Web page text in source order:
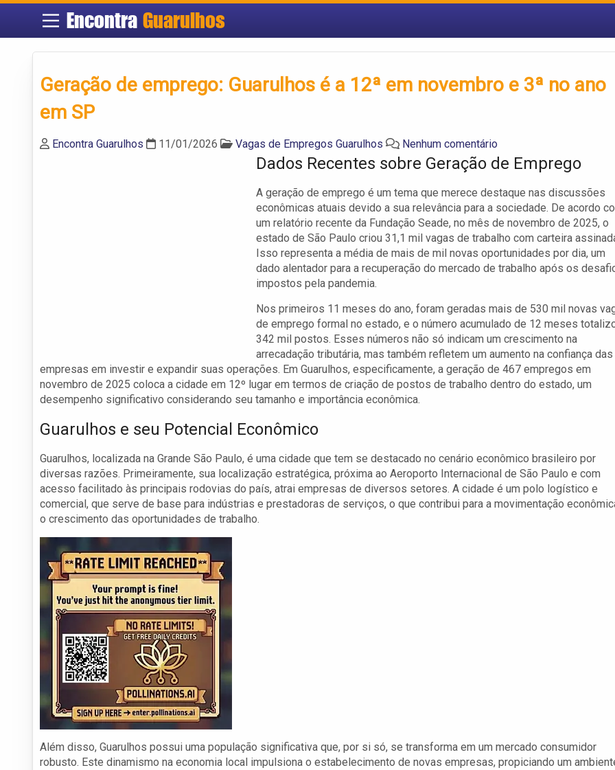
EncontraGuarulhos
Geração de emprego: Guarulhos é a 12ª em novembro e 3ª no ano
em SP
Encontra Guarulhos 11/01/2026 Vagas de Empregos Guarulhos Nenhum comentário
Dados Recentes sobre Geração de Emprego
A geração de emprego é um tema que merece destaque nas discussões
econômicas atuais devido a sua relevância para a sociedade. De acordo
um relatório recente da Fundação Seade, no mês de novembro de 2025, o
estado de São Paulo criou 31,1 mil vagas de trabalho com carteira
Isso representa a média de mais de mil novas oportunidades por dia, um
dado alentador para a recuperação do mercado de trabalho após os
impostos pela pandemia.
Nos primeiros 11 meses do ano, foram geradas mais de 530 mil novas
de emprego formal no estado, e o número acumulado de 12 meses
342 mil postos. Esses números não só indicam um crescimento na
arrecadação tributária, mas também refletem um aumento na confiança das
empresas em investir e expandir suas operações. Em Guarulhos, especificamente, a geração de 467 empregos em
novembro de 2025 coloca a cidade em 12º lugar em termos de criação de postos de trabalho dentro do estado, um
desempenho significativo considerando seu tamanho e importância econômica.
Guarulhos e seu Potencial Econômico
Guarulhos, localizada na Grande São Paulo, é uma cidade que tem se destacado no cenário econômico brasileiro por
diversas razões. Primeiramente, sua localização estratégica, próxima ao Aeroporto Internacional de São Paulo e com
acesso facilitado às principais rodovias do país, atrai empresas de diversos setores. A cidade é um polo logístico e
comercial, que serve de base para indústrias e prestadoras de serviços, o que contribui para a movimentação
o crescimento das oportunidades de trabalho.
Além disso, Guarulhos possui uma população significativa que, por si só, se transforma em um mercado consumidor
robusto. Este dinamismo na economia local impulsiona o estabelecimento de novas empresas, propiciando um